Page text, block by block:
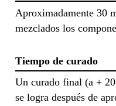
Aproximadamente 30
mezclados los
Tiempo de curado
Un curado final (a +
se logra después de